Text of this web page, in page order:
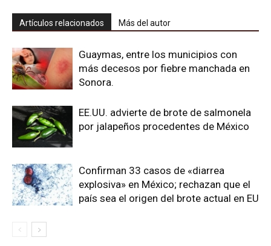
Artículos relacionados Más del autor
Guaymas, entre los municipios con
más decesos por fiebre manchada en
Sonora.
EE.UU. advierte de brote de salmonela
por jalapeños procedentes de México
Confirman 33 casos de «diarrea
explosiva» en México; rechazan que el
país sea el origen del brote actual en EU